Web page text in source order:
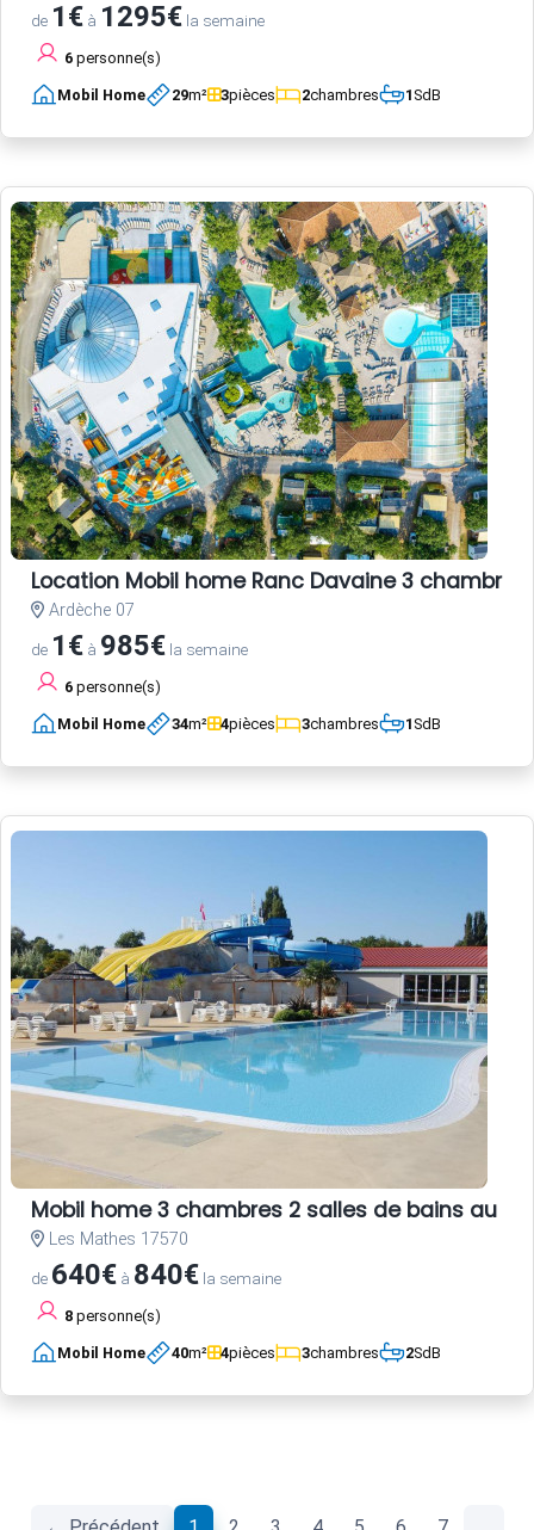
de 1€ à 1295€ la semaine
6 personne(s)
Mobil Home 29m² 3pièces 2chambres 1SdB
Location Mobil home Ranc Davaine 3 chambres
Ardèche 07
de 1€ à 985€ la semaine
6 personne(s)
Mobil Home 34m² 4pièces 3chambres 1SdB
Mobil home 3 chambres 2 salles de bains au
Les Mathes 17570
de 640€ à 840€ la semaine
8 personne(s)
Mobil Home 40m² 4pièces 3chambres 2SdB